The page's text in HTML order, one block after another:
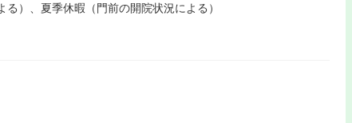
）、夏季休暇（門前の開院状況による）